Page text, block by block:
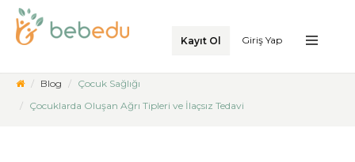
Kayıt Ol Giriş Yap
Blog
Çocuk Sağlığı
Çocuklarda Oluşan Ağrı Tipleri ve İlaçsız Tedavi